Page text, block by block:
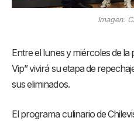
Imagen:
Entre el lunes y miércoles de
Vip” vivirá su etapa de
sus eliminados.
El programa culinario de